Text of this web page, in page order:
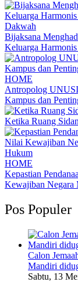
Dakwah
Bijaksana
Keluarga
HOME
Antropolog
Kampus dan
Ketika Ruang
HOME
Kepastian
Kewajiban Negara
Pos Populer
Calon
Mandiri
Sabtu, 13